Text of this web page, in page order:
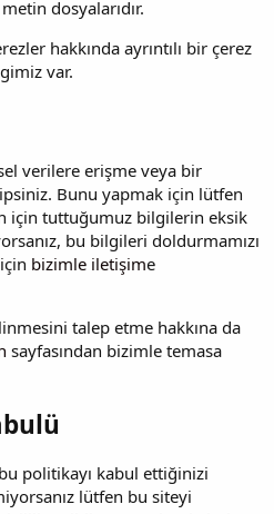
dosyalarıdır.
hakkında ayrıntılı bir çerez
var.
verilere erişme veya bir
Bunu yapmak için lütfen
için tuttuğumuz bilgilerin eksik
bu bilgileri doldurmamızı
bizimle iletişime
talep etme hakkına da
sayfasından bizimle temasa
politikayı kabul ettiğinizi
lütfen bu siteyi